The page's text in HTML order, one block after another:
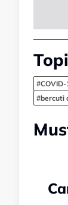
#COVID-
#bercuti